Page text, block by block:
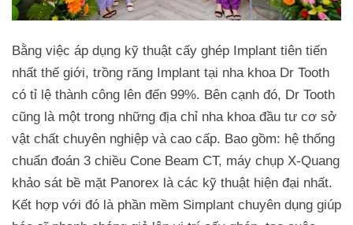
Bằng việc áp dụng kỹ thuật cấy ghép Implant tiên tiến
nhất thế giới, trồng răng Implant tại nha khoa Dr Tooth
có tỉ lệ thành công lên đến 99%. Bên cạnh đó, Dr Tooth
cũng là một trong những địa chỉ nha khoa đầu tư cơ sở
vật chất chuyên nghiệp và cao cấp. Bao gồm: hệ thống
chuẩn đoán 3 chiều Cone Beam CT, máy chụp X-Quang
khảo sát bề mặt Panorex là các kỹ thuật hiện đại nhất.
Kết hợp với đó là phần mềm Simplant chuyên dụng giúp